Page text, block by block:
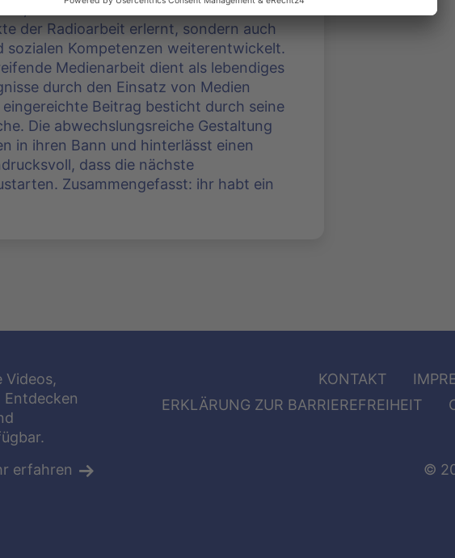
habt im Rahmen der Schulradio-AG
der Radioarbeit erlernt, sondern auch
sozialen Kompetenzen weiterentwickelt.
Medienarbeit dient als lebendiges
durch den Einsatz von Medien
Beitrag besticht durch seine
Die abwechslungsreiche Gestaltung
in ihren Bann und hinterlässt einen
dass die nächste
Zusammengefasst: ihr habt ein
Videos,
erfahren
KONTAKT
ERKLÄRUNG ZUR BARRIEREFREIHEIT
©